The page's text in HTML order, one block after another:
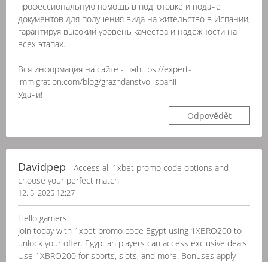
профессиональную помощь в подготовке и подаче
документов для получения вида на жительство в Испании,
гарантируя высокий уровень качества и надежности на
всех этапах.
Вся информация на сайте - п»їhttps://expert-
immigration.com/blog/grazhdanstvo-ispanii
Удачи!
Odpovědět
Davidpep - Access all 1xbet promo code options and
choose your perfect match
12. 5. 2025 12:27
Hello gamers!
Join today with 1xbet promo code Egypt using 1XBRO200 to
unlock your offer. Egyptian players can access exclusive deals.
Use 1XBRO200 for sports, slots, and more. Bonuses apply